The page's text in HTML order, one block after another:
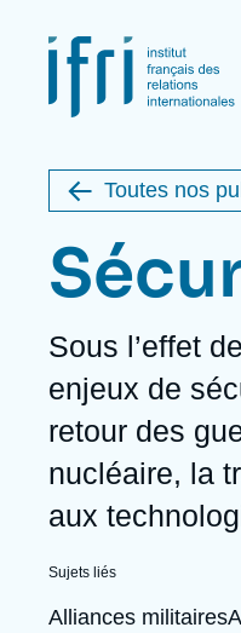
contenu
principal
À propos de
Message du
L'Ifri en bref
Think tank : notre
Partenariats et
Nous soutenir en
Sujets phares
Iran
États-Unis
Proche-Orient
Intelligence artificielle
Guerre en Ukraine
À venir
Sur invitation
Au cœur des tempêtes.
du Ramses 2027
À propos de l'Ifri
L'Ifri en bref
Toutes nos
Description
Sous l’effet
enjeux de
retour des
nucléaire, la
aux
Sujets liés
Alliances militaires